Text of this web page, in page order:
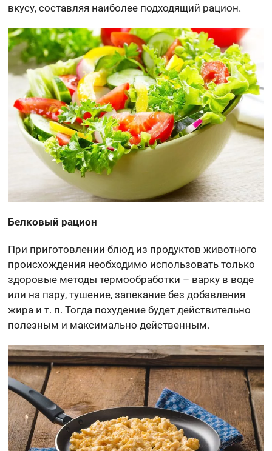
вкусу, составляя наиболее подходящий рацион.
Белковый рацион
При приготовлении блюд из продуктов животного
происхождения необходимо использовать только
здоровые методы термообработки – варку в воде
или на пару, тушение, запекание без добавления
жира и т. п. Тогда похудение будет действительно
полезным и максимально действенным.